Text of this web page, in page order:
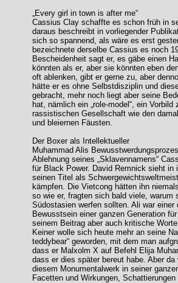
„Every girl in town is after me“
Cassius Clay schaffte es schon früh in
daraus beschreibt in vorliegender
sich so spannend, als wäre es erst
bezeichnete derselbe Cassius es noch
Bescheidenheit sagt er, es gäbe einen
könnten als er, aber sie könnten eben
oft ablenken, gibt er gerne zu, aber
hätte er es ohne Selbstdisziplin und
gebracht, mehr noch liegt aber seine
hat, nämlich ein „role-model“, ein
rassistischen Gesellschaft wie den
und bleiernen Fäusten.
Der Boxer als Intellektueller
Muhammad Alis
Ablehnung seines „Sklavennamens“
für Black Power. David Remnick sieht in
seinen Titel als
kämpfen. Die Vietcong hätten ihn
so wie er, fragten sich bald viele,
Südostasien werfen sollten. Ali war
Bewusstsein einer ganzen Generation
seinem Beitrag aber auch kritische
Keiner wolle sich heute mehr an seine
teddybear“ geworden, mit dem man
dass er Malxolm X auf Befehl Elija
dass er dies später bereut habe. Aber
diesem Monumentalwerk in seiner
Facetten und Wirkungen,